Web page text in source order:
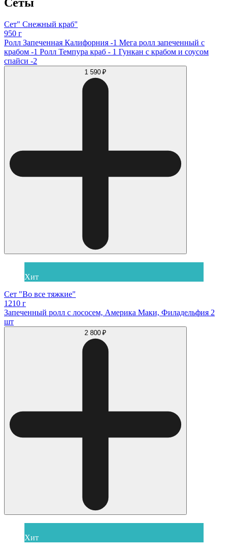
Сет" Снежный краб"
950 г
Ролл Запеченная Калифорния -1 Мега ролл запеченный с
крабом -1 Ролл Темпура краб - 1 Гункан с крабом и соусом
спайси -2
1 590 ₽
Хит
Сет "Во все тяжкие"
1210 г
Запеченный ролл с лососем, Америка Маки, Филадельфия 2
шт
2 800 ₽
Хит